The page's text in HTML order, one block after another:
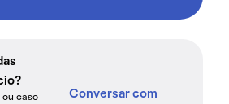
ou caso
Conversar com